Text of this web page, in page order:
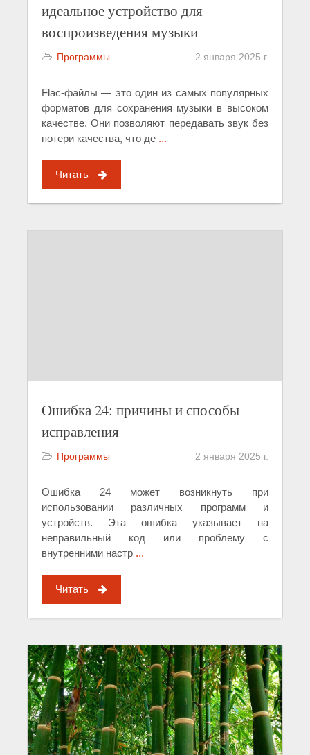
идеальное устройство для
воспроизведения музыки
Программы 2 января 2025 г.
Flac-файлы — это один из самых популярных
форматов для сохранения музыки в высоком
качестве. Они позволяют передавать звук без
потери качества, что де ...
Читать
Ошибка 24: причины и способы
исправления
Программы 2 января 2025 г.
Ошибка 24 может возникнуть при
использовании различных программ и
устройств. Эта ошибка указывает на
неправильный код или проблему с
внутренними настр ...
Читать